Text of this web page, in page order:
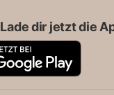
Lade dir jetzt die
G
o